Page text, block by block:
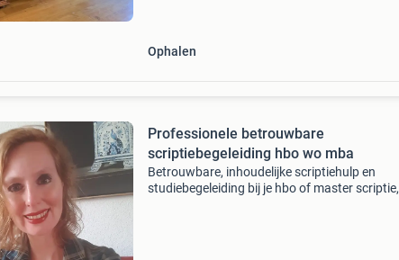
Ophalen
Professionele betrouwbare
scriptiebegeleiding hbo wo mba
Betrouwbare, inhoudelijke scriptiehulp en
studiebegeleiding bij je hbo of master scriptie,